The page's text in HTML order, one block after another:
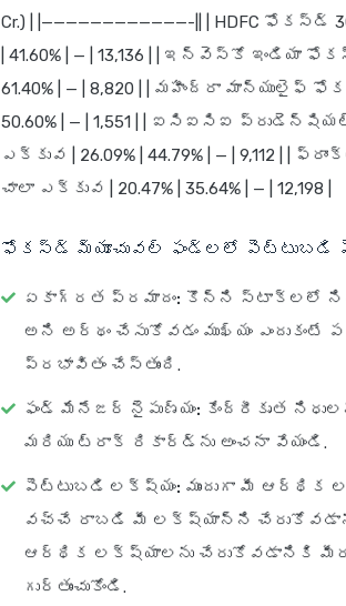
Cr.) | |————————————-|| | HDFC
| 41.60% | — | 13,136 | | ఇన్వెస్కో ఇండియా
61.40% | — | 8,820 | | మహీంద్రా మాన్యులైఫ్
50.60% | — | 1,551 | | ఐసిఐసిఐ
ఎక్కువ | 26.09% | 44.79% | — | 9,112 |
చాలా ఎక్కువ | 20.47% | 35.64% | — | 12,198 |
ఫోకస్డ్ మ్యూచువల్ ఫండ్లలో పెట్టుబడి
ఏకాగ్రత ప్రమాదం: కొన్ని స్టాక్‌లలో
అని అర్థం చేసుకోవడం ముఖ్యం
ప్రభావితం చేస్తుంది.
ఫండ్ మేనేజర్ నైపుణ్యం: కేంద్రీకృత
మరియు ట్రాక్ రికార్డ్‌ను అంచనా వేయండి.
పెట్టుబడి లక్ష్యం: ముందుగా మీ ఆర్థిక
వచ్చే రాబడి మీ లక్ష్యాన్ని
ఆర్థిక లక్ష్యాలను చేరుకోవడానికి
గుర్తుంచుకోండి.